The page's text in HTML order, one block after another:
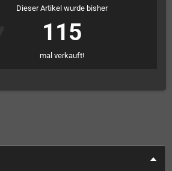
Dieser Artikel wurde bisher
115
mal verkauft!